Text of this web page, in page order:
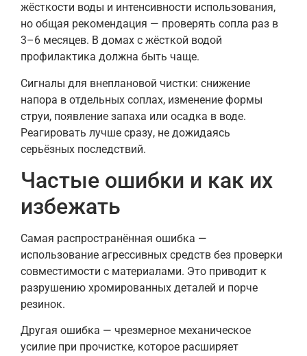
жёсткости воды и интенсивности использования,
но общая рекомендация — проверять сопла раз в
3–6 месяцев. В домах с жёсткой водой
профилактика должна быть чаще.
Сигналы для внеплановой чистки: снижение
напора в отдельных соплах, изменение формы
струи, появление запаха или осадка в воде.
Реагировать лучше сразу, не дожидаясь
серьёзных последствий.
Частые ошибки и как их
избежать
Самая распространённая ошибка —
использование агрессивных средств без проверки
совместимости с материалами. Это приводит к
разрушению хромированных деталей и порче
резинок.
Другая ошибка — чрезмерное механическое
усилие при прочистке, которое расширяет